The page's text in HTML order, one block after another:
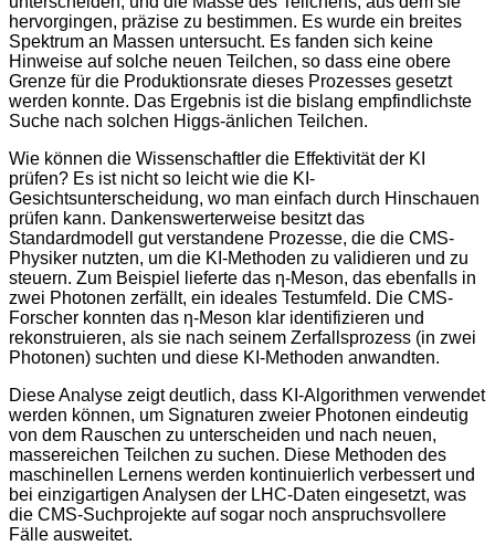
hervorgingen, präzise zu bestimmen. Es wurde ein breites
Spektrum an Massen untersucht. Es fanden sich keine
Hinweise auf solche neuen Teilchen, so dass eine obere
Grenze für die Produktionsrate dieses Prozesses gesetzt
werden konnte. Das Ergebnis ist die bislang empfindlichste
Suche nach solchen Higgs-änlichen Teilchen.
Wie können die Wissenschaftler die Effektivität der KI
prüfen? Es ist nicht so leicht wie die KI-
Gesichtsunterscheidung, wo man einfach durch Hinschauen
prüfen kann. Dankenswerterweise besitzt das
Standardmodell gut verstandene Prozesse, die die CMS-
Physiker nutzten, um die KI-Methoden zu validieren und zu
steuern. Zum Beispiel lieferte das η-Meson, das ebenfalls in
zwei Photonen zerfällt, ein ideales Testumfeld. Die CMS-
Forscher konnten das η-Meson klar identifizieren und
rekonstruieren, als sie nach seinem Zerfallsprozess (in zwei
Photonen) suchten und diese KI-Methoden anwandten.
Diese Analyse zeigt deutlich, dass KI-Algorithmen verwendet
werden können, um Signaturen zweier Photonen eindeutig
von dem Rauschen zu unterscheiden und nach neuen,
massereichen Teilchen zu suchen. Diese Methoden des
maschinellen Lernens werden kontinuierlich verbessert und
bei einzigartigen Analysen der LHC-Daten eingesetzt, was
die CMS-Suchprojekte auf sogar noch anspruchsvollere
Fälle ausweitet.